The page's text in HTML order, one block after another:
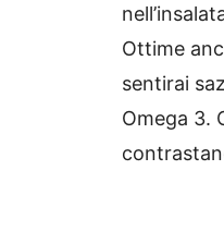
Ottime
sentirai
Omega 3.